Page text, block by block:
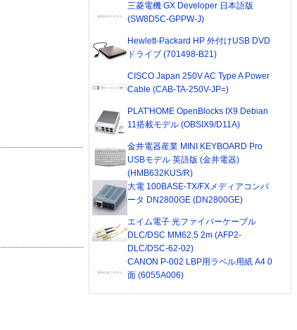
三菱電機 GX Developer 日本語版
(SW8D5C-GPPW-J)
Hewlett-Packard HP 外付けUSB DVD
ドライブ (701498-B21)
CISCO Japan 250V AC Type A Power
Cable (CAB-TA-250V-JP=)
PLAT'HOME OpenBlocks IX9 Debian
11搭載モデル (OBSIX9/D11A)
金井電器産業 MINI KEYBOARD Pro
USBモデル 英語版 (金井電器)
(HMB632KUS/R)
大電 100BASE-TX/FXメディアコンバ
ータ DN2800GE (DN2800GE)
エイム電子 光ファイバーケーブル
DLC/DSC MM62.5 2m (AFP2-
DLC/DSC-62-02)
CANON P-002 LBP用ラベル用紙 A4 0
面 (6055A006)